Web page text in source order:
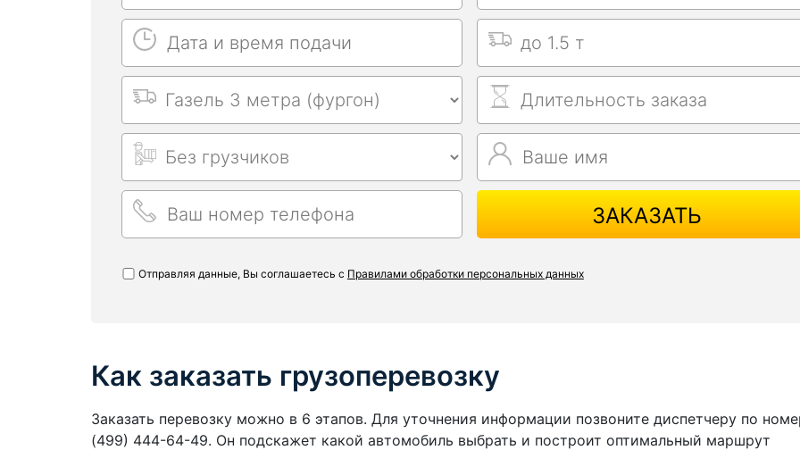
Дата и время подачи
Дата и время подачи Выбрать тип машины
Выбрать машину Длительность заказа
Длительность заказа Ваше имяВаше имя
Ваш номер телефона
Ваш номер ЗАКАЗАТЬ
Отправляя данные, Вы соглашаетесь с Правилами обработки персональных данных
Как заказать грузоперевозку
Заказать перевозку можно в 6 этапов. Для уточнения информации позвоните диспетчеру по
(499) 444-64-49. Он подскажет какой автомобиль выбрать и построит оптимальный маршрут